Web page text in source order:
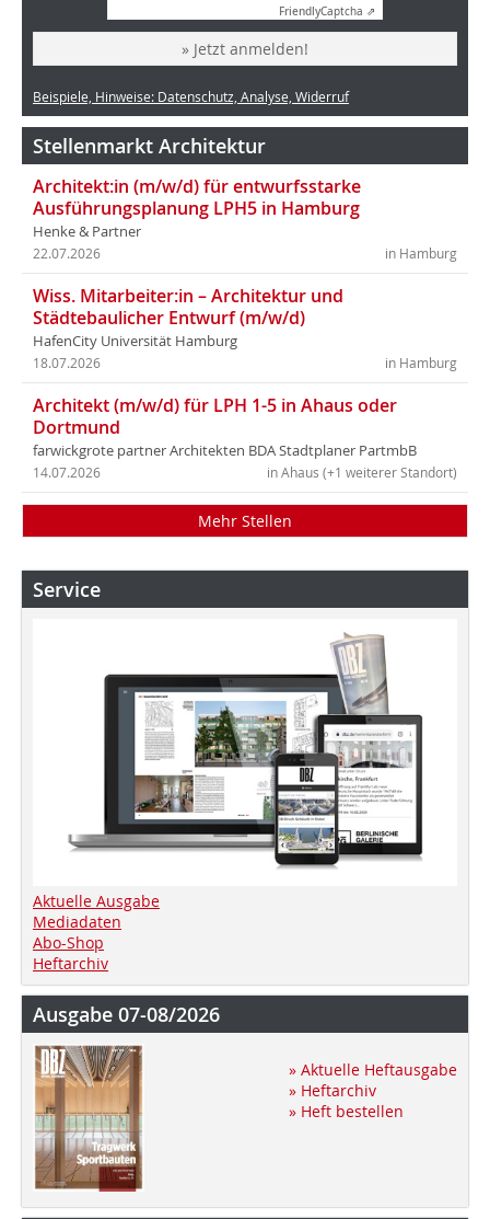
FriendlyCaptcha ⇗
» Jetzt anmelden!
Beispiele, Hinweise: Datenschutz, Analyse, Widerruf
Stellenmarkt Architektur
Architekt:in (m/w/d) für entwurfsstarke
Ausführungsplanung LPH5 in Hamburg
Henke & Partner
in Hamburg
22.07.2026
Wiss. Mitarbeiter:in – Architektur und
Städtebaulicher Entwurf (m/w/d)
HafenCity Universität Hamburg
in Hamburg
18.07.2026
Architekt (m/w/d) für LPH 1-5 in Ahaus oder
Dortmund
farwickgrote partner Architekten BDA Stadtplaner PartmbB
in Ahaus (+1 weiterer Standort)
14.07.2026
Mehr Stellen
Service
Aktuelle Ausgabe
Mediadaten
Abo-Shop
Heftarchiv
Ausgabe 07-08/2026
» Aktuelle Heftausgabe
» Heftarchiv
» Heft bestellen